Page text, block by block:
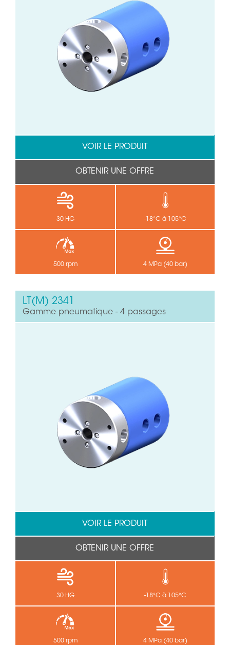
30 HG -18°C à 105°C
500 rpm 4 MPa (40 bar)
VOIR LE PRODUIT
OBTENIR UNE OFFRE
LT(M) 2341
Gamme pneumatique - 4 passages
30 HG -18°C à 105°C
500 rpm 4 MPa (40 bar)
VOIR LE PRODUIT
OBTENIR UNE OFFRE